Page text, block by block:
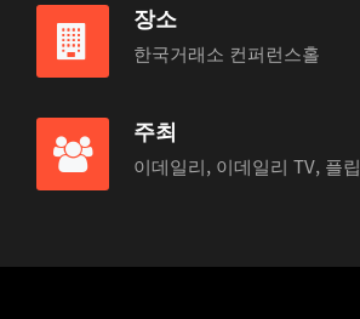
장소
한국거래소 컨퍼런스홀
주최
이데일리, 이데일리 TV, 플립